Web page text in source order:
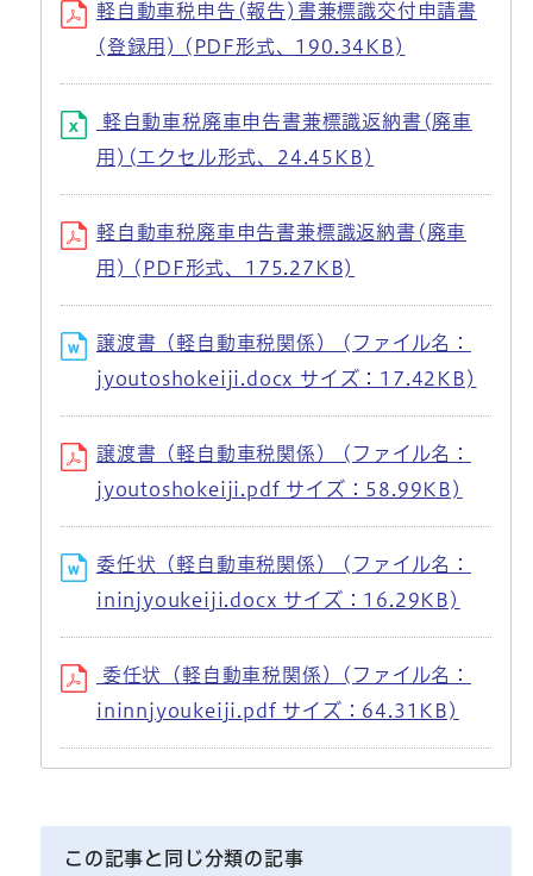
軽自動車税申告(報告)書兼標識交付申請書
(登録用) (PDF形式、190.34KB)
軽自動車税廃車申告書兼標識返納書(廃車
用)(エクセル形式、24.45KB)
軽自動車税廃車申告書兼標識返納書(廃車
用) (PDF形式、175.27KB)
譲渡書（軽自動車税関係） (ファイル名：
jyoutoshokeiji.docx サイズ：17.42KB)
譲渡書（軽自動車税関係） (ファイル名：
jyoutoshokeiji.pdf サイズ：58.99KB)
委任状（軽自動車税関係） (ファイル名：
ininjyoukeiji.docx サイズ：16.29KB)
委任状（軽自動車税関係）(ファイル名：
ininnjyoukeiji.pdf サイズ：64.31KB)
この記事と同じ分類の記事